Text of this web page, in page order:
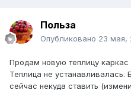
Польза
Опубликовано 23 мая,
Продам новую теплицу
Теплица не устанавливалась.
сейчас некуда ставить